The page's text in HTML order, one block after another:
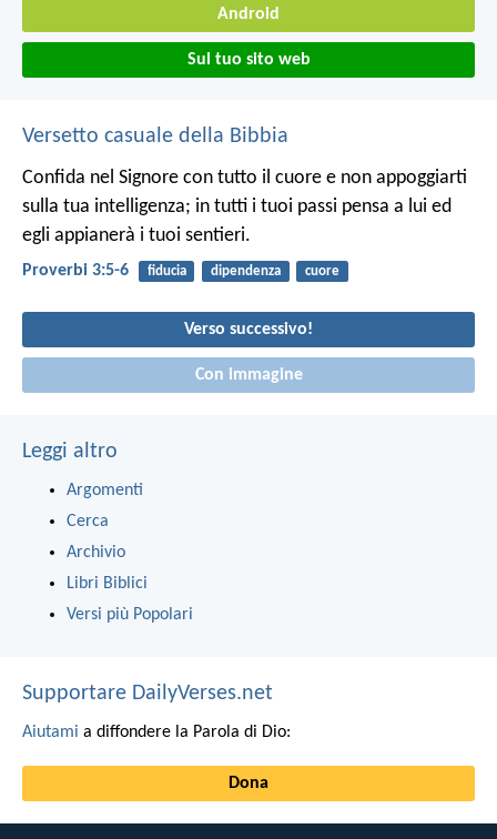
Android
Sul tuo sito web
Versetto casuale della Bibbia
Confida nel Signore con tutto il cuore e non appoggiarti
sulla tua intelligenza; in tutti i tuoi passi pensa a lui ed
egli appianerà i tuoi sentieri.
Proverbi 3:5-6 fiducia dipendenza cuore
Verso successivo!
Con immagine
Leggi altro
Argomenti
Cerca
Archivio
Libri Biblici
Versi più Popolari
Supportare DailyVerses.net
Aiutami a diffondere la Parola di Dio:
Dona